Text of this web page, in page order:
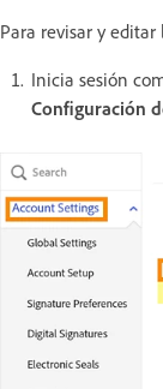
Para revisar y
Inicia sesión
Configuración